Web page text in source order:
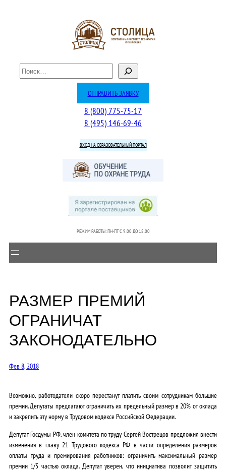
П
о
ОТПРАВИТЬ ЗАЯВКУ
8 (800) 775-75-17
8 (495) 146-69-46
ВХОД НА ОБРАЗОВАТЕЛЬНЫЙ ПОРТАЛ
РЕЖИМ РАБОТЫ: ПН-ПТ C 9.00 ДО 18.00
РАЗМЕР ПРЕМИЙ
ОГРАНИЧАТ
ЗАКОНОДАТЕЛЬНО
Фев 8, 2018
Возможно, работодатели скоро перестанут платить своим сотрудникам большие
премии. Депутаты предлагают ограничить их предельный размер в 20% от оклада
и закрепить эту норму в Трудовом кодексе Российской Федерации.
Депутат Госдумы РФ, член комитета по труду Сергей Вострецов предложил внести
изменения в главу 21 Трудового кодекса РФ в части определения размеров
оплаты труда и премирования работников: ограничить максимальный размер
премии 1/5 частью оклада. Депутат уверен, что инициатива позволит защитить